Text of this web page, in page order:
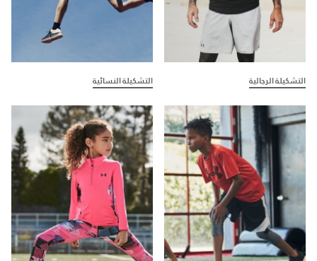
التشكيلة الرجالية التشكيلة النسائية